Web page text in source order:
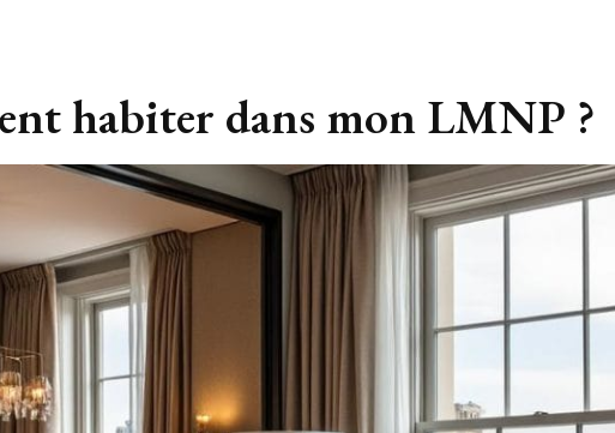
habiter dans mon LMNP ?